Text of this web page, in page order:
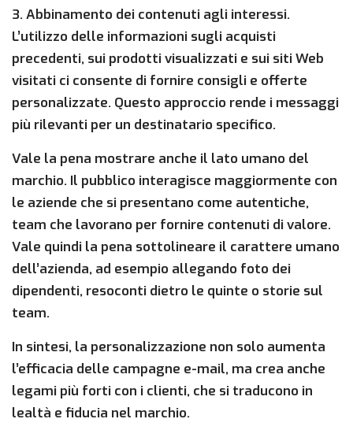
3. Abbinamento dei contenuti agli interessi.
L’utilizzo delle informazioni sugli acquisti
precedenti, sui prodotti visualizzati e sui siti Web
visitati ci consente di fornire consigli e offerte
personalizzate. Questo approccio rende i messaggi
più rilevanti per un destinatario specifico.
Vale la pena mostrare anche il lato umano del
marchio. Il pubblico interagisce maggiormente con
le aziende che si presentano come autentiche,
team che lavorano per fornire contenuti di valore.
Vale quindi la pena sottolineare il carattere umano
dell’azienda, ad esempio allegando foto dei
dipendenti, resoconti dietro le quinte o storie sul
team.
In sintesi, la personalizzazione non solo aumenta
l’efficacia delle campagne e-mail, ma crea anche
legami più forti con i clienti, che si traducono in
lealtà e fiducia nel marchio.